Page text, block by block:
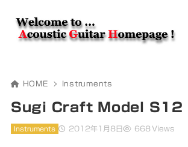
HOME Instruments
Sugi Craft Model S12
2012年1月8日
Instruments 668 Views